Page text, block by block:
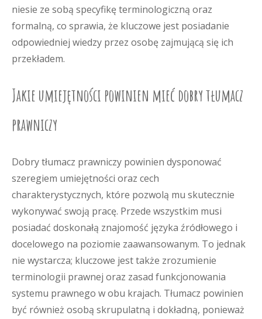
niesie ze sobą specyfikę terminologiczną oraz
formalną, co sprawia, że kluczowe jest posiadanie
odpowiedniej wiedzy przez osobę zajmującą się ich
przekładem.
Jakie umiejętności powinien mieć dobry tłumacz
prawniczy
Dobry tłumacz prawniczy powinien dysponować
szeregiem umiejętności oraz cech
charakterystycznych, które pozwolą mu skutecznie
wykonywać swoją pracę. Przede wszystkim musi
posiadać doskonałą znajomość języka źródłowego i
docelowego na poziomie zaawansowanym. To jednak
nie wystarcza; kluczowe jest także zrozumienie
terminologii prawnej oraz zasad funkcjonowania
systemu prawnego w obu krajach. Tłumacz powinien
być również osobą skrupulatną i dokładną, ponieważ